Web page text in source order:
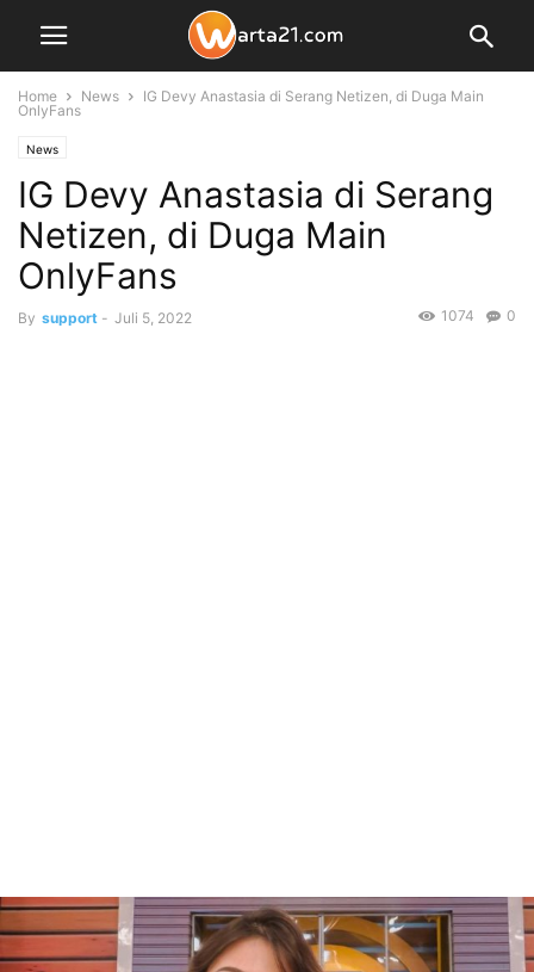
Home News
IG Devy Anastasia di Serang Netizen, di Duga Main
OnlyFans
News
IG Devy Anastasia di Serang
Netizen, di Duga Main
OnlyFans
By support - Juli 5, 2022 0
1074